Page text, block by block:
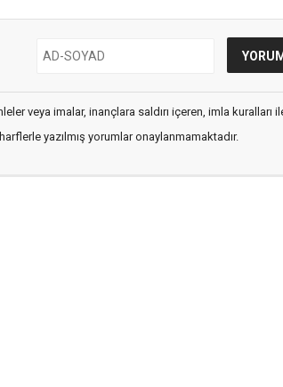
veya imalar, inançlara saldırı içeren, imla kuralları
yazılmış yorumlar onaylanmamaktadır.